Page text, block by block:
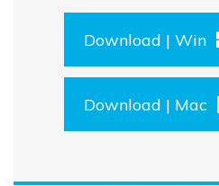
Download | Win
Download | Mac